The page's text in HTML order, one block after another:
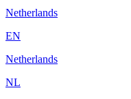
Netherlands
EN
Netherlands
NL